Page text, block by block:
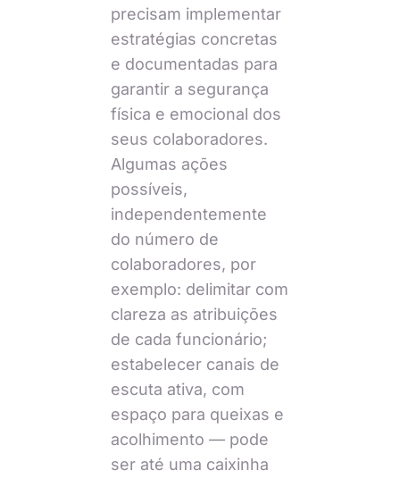
precisam implementar
estratégias concretas
e documentadas para
garantir a segurança
física e emocional dos
seus colaboradores.
Algumas ações
possíveis,
independentemente
do número de
colaboradores, por
exemplo: delimitar com
clareza as atribuições
de cada funcionário;
estabelecer canais de
escuta ativa, com
espaço para queixas e
acolhimento — pode
ser até uma caixinha